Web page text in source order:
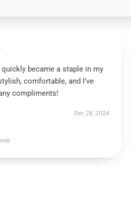
became a staple in my
comfortable, and I’ve
compliments!
Dec 28, 2024